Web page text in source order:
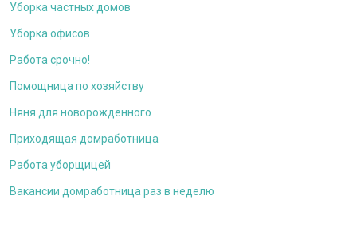
Уборка частных домов
Уборка офисов
Работа срочно!
Помощница по хозяйству
Няня для новорожденного
Приходящая домработница
Работа уборщицей
Вакансии домработница раз в неделю